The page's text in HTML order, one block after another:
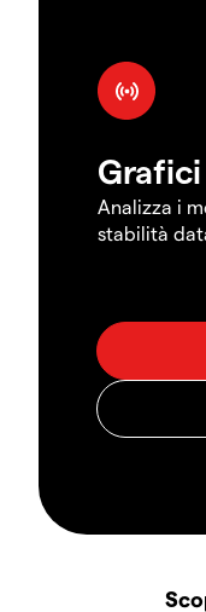
Analizza i
stabilità